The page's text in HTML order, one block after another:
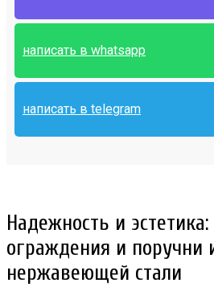
написать в whatsapp
написать в telegram
Надежность и
ограждения и поручни
нержавеющей стали